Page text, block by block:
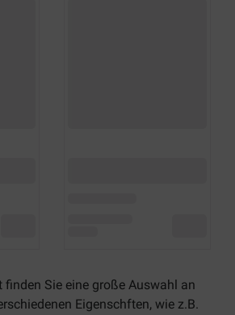
finden Sie eine große Auswahl an
Eigenschften, wie z.B.